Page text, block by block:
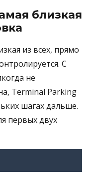
близкая
из всех, прямо
С
не
Terminal Parking
шагах дальше.
первых двух